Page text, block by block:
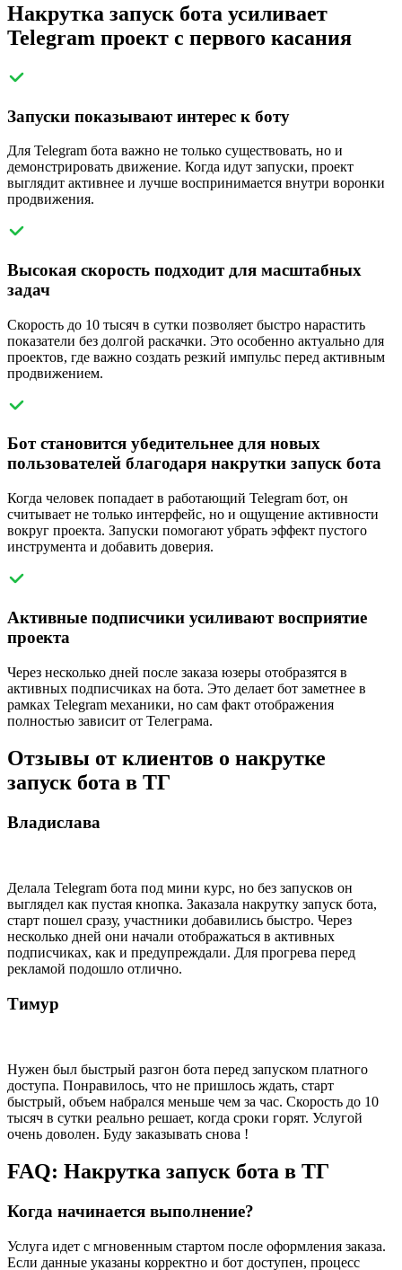
Накрутка запуск бота усиливает
Telegram проект с первого касания
Запуски показывают интерес к боту
Для Telegram бота важно не только существовать, но и
демонстрировать движение. Когда идут запуски, проект
выглядит активнее и лучше воспринимается внутри воронки
продвижения.
Высокая скорость подходит для масштабных
задач
Скорость до 10 тысяч в сутки позволяет быстро нарастить
показатели без долгой раскачки. Это особенно актуально для
проектов, где важно создать резкий импульс перед активным
продвижением.
Бот становится убедительнее для новых
пользователей благодаря накрутки запуск бота
Когда человек попадает в работающий Telegram бот, он
считывает не только интерфейс, но и ощущение активности
вокруг проекта. Запуски помогают убрать эффект пустого
инструмента и добавить доверия.
Активные подписчики усиливают восприятие
проекта
Через несколько дней после заказа юзеры отобразятся в
активных подписчиках на бота. Это делает бот заметнее в
рамках Telegram механики, но сам факт отображения
полностью зависит от Телеграма.
Отзывы от клиентов о накрутке
запуск бота в ТГ
Владислава
Делала Telegram бота под мини курс, но без запусков он
выглядел как пустая кнопка. Заказала накрутку запуск бота,
старт пошел сразу, участники добавились быстро. Через
несколько дней они начали отображаться в активных
подписчиках, как и предупреждали. Для прогрева перед
рекламой подошло отлично.
Тимур
Нужен был быстрый разгон бота перед запуском платного
доступа. Понравилось, что не пришлось ждать, старт
быстрый, объем набрался меньше чем за час. Скорость до 10
тысяч в сутки реально решает, когда сроки горят. Услугой
очень доволен. Буду заказывать снова !
FAQ: Накрутка запуск бота в ТГ
Когда начинается выполнение?
Услуга идет с мгновенным стартом после оформления заказа.
Если данные указаны корректно и бот доступен, процесс